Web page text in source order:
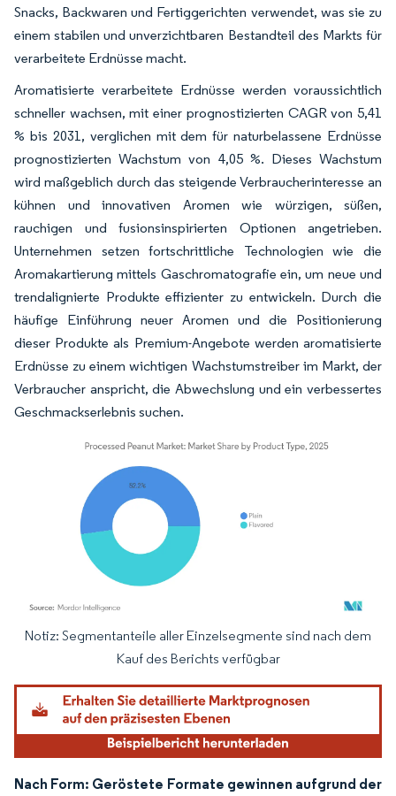
Snacks, Backwaren und Fertiggerichten verwendet, was sie zu
einem stabilen und unverzichtbaren Bestandteil des Markts für
verarbeitete Erdnüsse macht.
Aromatisierte verarbeitete Erdnüsse werden voraussichtlich
schneller wachsen, mit einer prognostizierten CAGR von 5,41
% bis 2031, verglichen mit dem für naturbelassene Erdnüsse
prognostizierten Wachstum von 4,05 %. Dieses Wachstum
wird maßgeblich durch das steigende Verbraucherinteresse an
kühnen und innovativen Aromen wie würzigen, süßen,
rauchigen und fusionsinspirierten Optionen angetrieben.
Unternehmen setzen fortschrittliche Technologien wie die
Aromakartierung mittels Gaschromatografie ein, um neue und
trendalignierte Produkte effizienter zu entwickeln. Durch die
häufige Einführung neuer Aromen und die Positionierung
dieser Produkte als Premium-Angebote werden aromatisierte
Erdnüsse zu einem wichtigen Wachstumstreiber im Markt, der
Verbraucher anspricht, die Abwechslung und ein verbessertes
Geschmackserlebnis suchen.
Bild © Mordor Intelligence. Wiederverwendung erfordert Namensnennung
Notiz: Segmentanteile aller Einzelsegmente sind nach dem
Kauf des Berichts verfügbar
Nach Form: Geröstete Formate gewinnen aufgrund der